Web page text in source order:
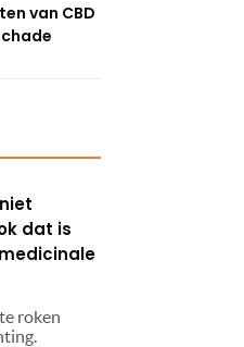
van CBD
dat is
roken